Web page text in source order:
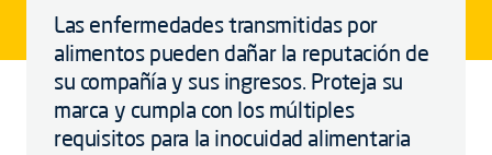
Las enfermedades transmitidas por
alimentos pueden dañar la reputación de
su compañía y sus ingresos. Proteja su
marca y cumpla con los múltiples
requisitos para la inocuidad alimentaria